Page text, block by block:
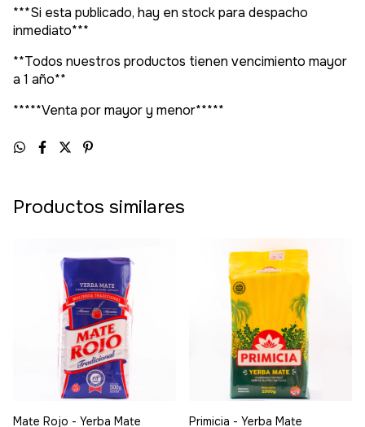
***Si esta publicado, hay en stock para despacho
inmediato***
**Todos nuestros productos tienen vencimiento mayor
a 1 año**
*****Venta por mayor y menor*****
Productos similares
Mate Rojo - Yerba Mate
Primicia - Yerba Mate